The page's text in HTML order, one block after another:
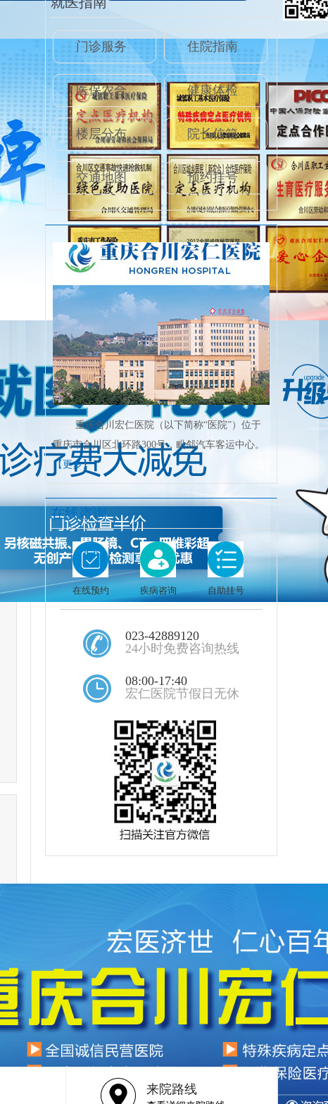
门诊服务 住院指南
医保农合 健康体检
楼层分布 院长信箱
交通地图 预约挂号
重庆合川宏仁医院（以下简称“医院”）位于
重庆市合川区北环路300号，毗邻汽车客运中心。
【更多】
在线咨询
在线预约 疾病咨询 自助挂号
023-42889120
24小时免费咨询热线
08:00-17:40
宏仁医院节假日无休
来院路线